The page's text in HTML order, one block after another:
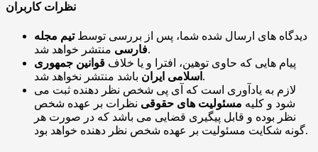
نظرات کاربران
دیدگاه های ارسال شده شما، پس از بررسی توسطتیم مجله
فارسیمنتشر خواهد شد.
پیام هایی که حاوی توهین، افترا و یا خلاف قوانین جمهوری
اسلامی ایران باشد منتشر نخواهد شد.
لازم به یادآوری است که آی پی شخص نظر دهنده ثبت می
شود و کلیه مسئولیت های حقوقی نظرات بر عهده شخص
نظر بوده و قابل پیگیری قضایی می باشد که در صورت هر
گونه شکایت مسئولیت بر عهده شخص نظر دهنده خواهد بود.